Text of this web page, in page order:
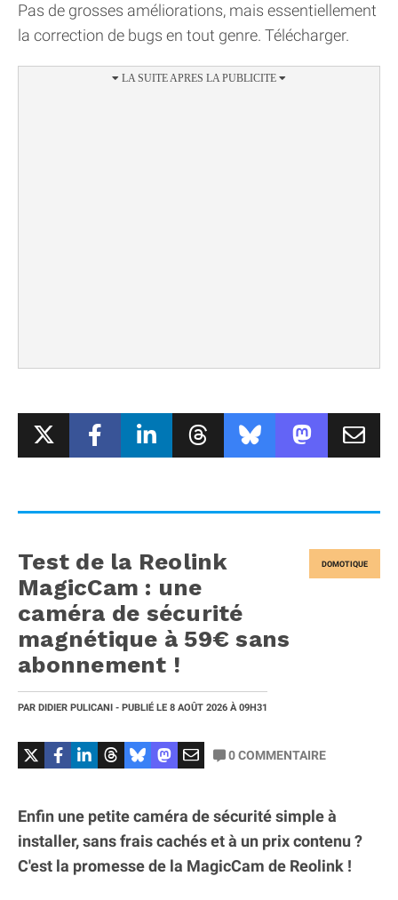
Pas de grosses améliorations, mais essentiellement
la correction de bugs en tout genre. Télécharger.
DOMOTIQUE
Test de la Reolink
MagicCam : une
caméra de sécurité
magnétique à 59€ sans
abonnement !
PAR DIDIER PULICANI - PUBLIÉ LE 8 AOÛT 2026 À 09H31
0COMMENTAIRE
Enfin une petite caméra de sécurité simple à
installer, sans frais cachés et à un prix contenu ?
C'est la promesse de la MagicCam de Reolink !